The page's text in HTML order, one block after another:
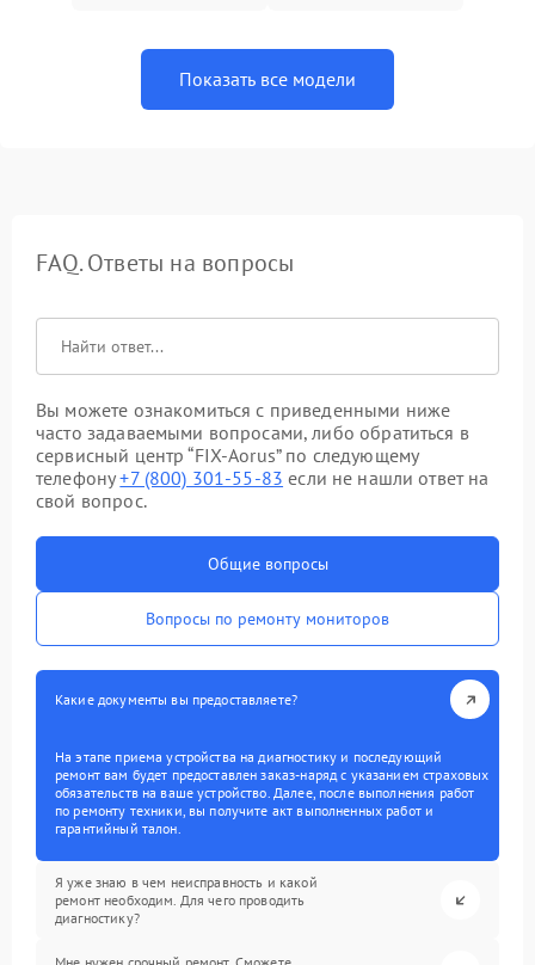
Показать все модели
FAQ. Ответы на вопросы
Вы можете ознакомиться с приведенными ниже
часто задаваемыми вопросами, либо обратиться в
сервисный центр “FIX-Aorus” по следующему
телефону+7 (800) 301-55-83 если не нашли ответ на
свой вопрос.
Общие вопросы
Вопросы по ремонту мониторов
Какие документы вы предоставляете?
На этапе приема устройства на диагностику и последующий
ремонт вам будет предоставлен заказ-наряд с указанием страховых
обязательств на ваше устройство. Далее, после выполнения работ
по ремонту техники, вы получите акт выполненных работ и
гарантийный талон.
Я уже знаю в чем неисправность и какой
ремонт необходим. Для чего проводить
диагностику?